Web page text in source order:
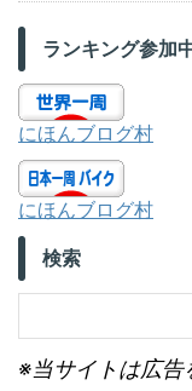
ランキング参加
にほんブログ村
にほんブログ村
検索
※当サイトは広告